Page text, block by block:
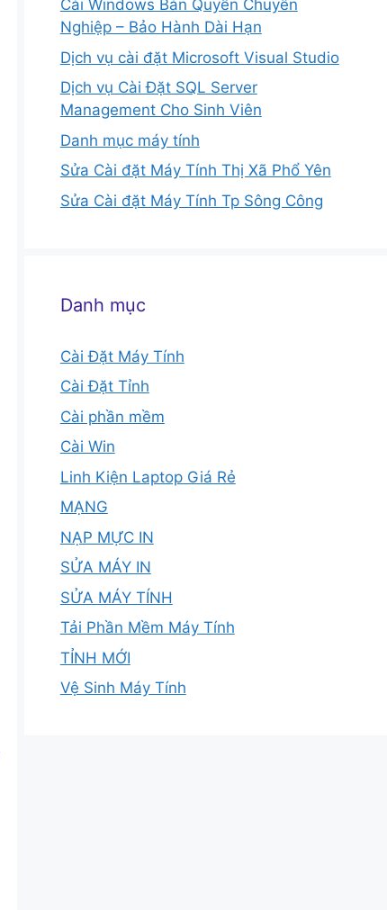
Cài Windows Bản Quyền Chuyên
Nghiệp – Bảo Hành Dài Hạn
Dịch vụ cài đặt Microsoft Visual Studio
Dịch vụ Cài Đặt SQL Server
Management Cho Sinh Viên
Danh mục máy tính
Sửa Cài đặt Máy Tính Thị Xã Phổ Yên
Sửa Cài đặt Máy Tính Tp Sông Công
Danh mục
Cài Đặt Máy Tính
Cài Đặt Tỉnh
Cài phần mềm
Cài Win
Linh Kiện Laptop Giá Rẻ
MẠNG
NẠP MỰC IN
SỬA MÁY IN
SỬA MÁY TÍNH
Tải Phần Mềm Máy Tính
TỈNH MỚI
Vệ Sinh Máy Tính